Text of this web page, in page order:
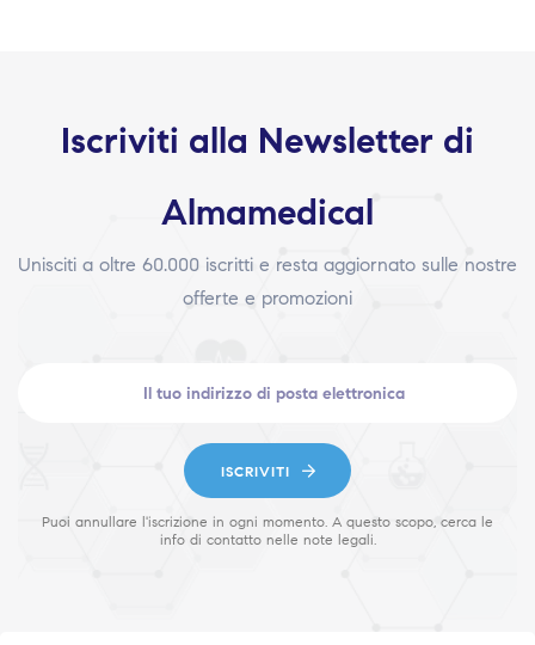
Iscriviti alla Newsletter di
Almamedical
Unisciti a oltre 60.000 iscritti e resta aggiornato sulle nostre
offerte e promozioni
ISCRIVITI
Puoi annullare l'iscrizione in ogni momento. A questo scopo, cerca le
info di contatto nelle note legali.